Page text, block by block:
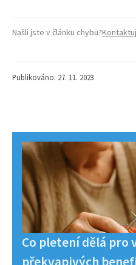
Našli jste v článku chybu?
Publikováno: 27. 11. 2023
Co pletení dělá pro
překvapivých